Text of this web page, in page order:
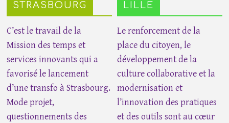
STRASBOURG
C’est le travail de la
Mission des temps et
services innovants qui a
favorisé le lancement
d’une transfo à Strasbourg.
Mode projet,
questionnements des
LILLE
Le renforcement de la
place du citoyen, le
développement de la
culture collaborative et la
modernisation et
l’innovation des pratiques
et des outils sont au cœur